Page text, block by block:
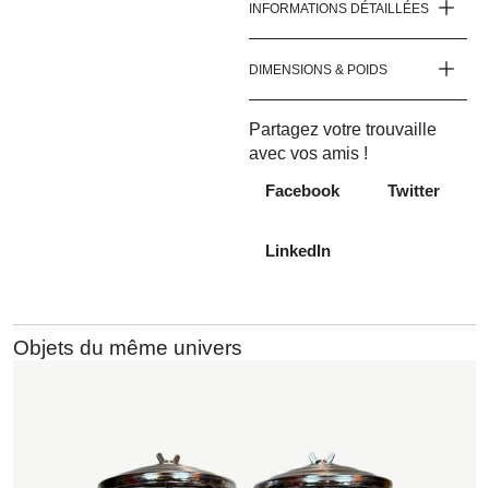
INFORMATIONS DÉTAILLÉES
DIMENSIONS & POIDS
Partagez votre trouvaille
avec vos amis !
Facebook
Twitter
LinkedIn
Objets du même univers